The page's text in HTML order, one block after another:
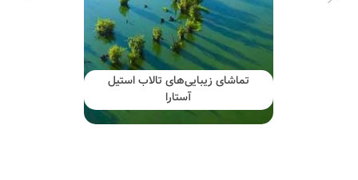
تماشای زیبایی‌های تالاب استیل
آستارا